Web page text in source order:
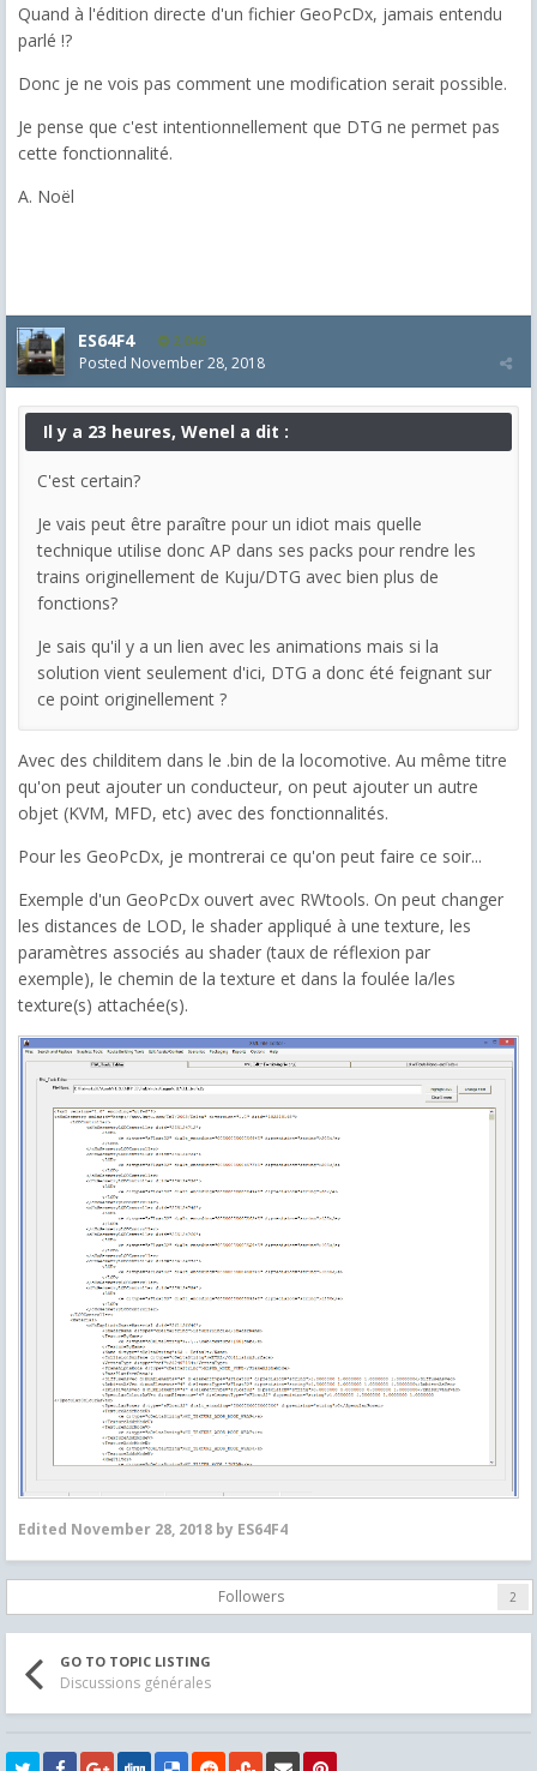
Quand à l'édition directe d'un fichier GeoPcDx, jamais entendu
parlé !?
Donc je ne vois pas comment une modification serait possible.
Je pense que c'est intentionnellement que DTG ne permet pas
cette fonctionnalité.
A. Noël
ES64F4 2,046
Posted November 28, 2018
Il y a 23 heures, Wenel a dit :
C'est certain?
Je vais peut être paraître pour un idiot mais quelle
technique utilise donc AP dans ses packs pour rendre les
trains originellement de Kuju/DTG avec bien plus de
fonctions?
Je sais qu'il y a un lien avec les animations mais si la
solution vient seulement d'ici, DTG a donc été feignant sur
ce point originellement ?
Avec des childitem dans le .bin de la locomotive. Au même titre
qu'on peut ajouter un conducteur, on peut ajouter un autre
objet (KVM, MFD, etc) avec des fonctionnalités.
Pour les GeoPcDx, je montrerai ce qu'on peut faire ce soir...
Exemple d'un GeoPcDx ouvert avec RWtools. On peut changer
les distances de LOD, le shader appliqué à une texture, les
paramètres associés au shader (taux de réflexion par
exemple), le chemin de la texture et dans la foulée la/les
texture(s) attachée(s).
Edited November 28, 2018 by ES64F4
Followers 2
GO TO TOPIC LISTING
Discussions générales